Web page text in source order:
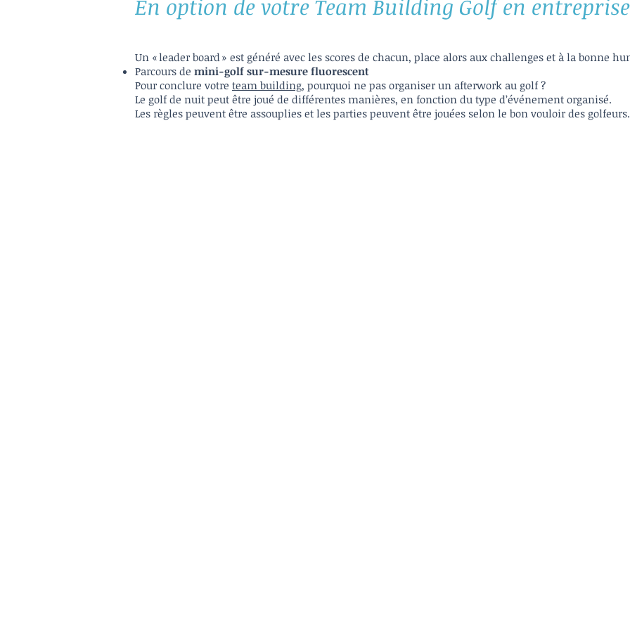
En option de votre Team Building Golf en entreprise
Un « leader board » est généré avec les scores de chacun, place alors aux challenges et à la bonne
Parcours de mini-golf sur-mesure fluorescent
Pour conclure votre team building, pourquoi ne pas organiser un afterwork au golf ?
Le golf de nuit peut être joué de différentes manières, en fonction du type d’événement organisé.
Les règles peuvent être assouplies et les parties peuvent être jouées selon le bon vouloir des golfeurs.